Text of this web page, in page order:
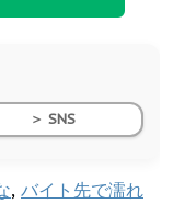
＞ SNS
, バイト先で濡れ